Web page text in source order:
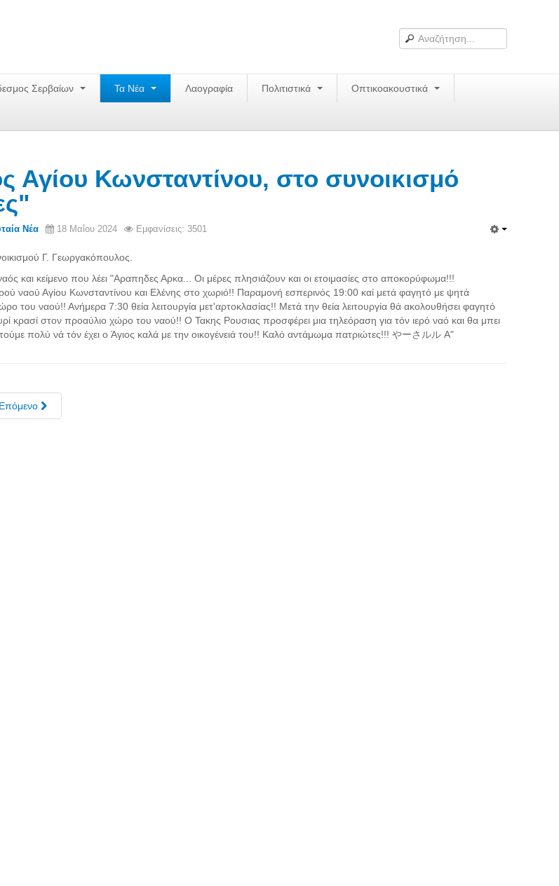
Σερβαίων Τα Νέα Λαογραφία Πολιτιστικά Οπτικοακουστικά
Αγίου Κωνσταντίνου, στο συνοικισμό
Νέα 18 Μαΐου 2024 Εμφανίσεις: 3501
Γ. Γεωργακόπουλος.
Επόμενο